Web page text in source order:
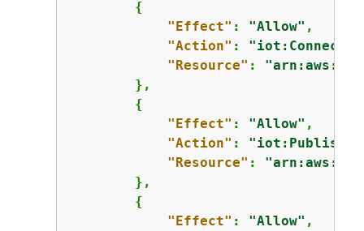
{
"Effect" : "Allow" ,
"Action" : "iot:Connect"
"Resource" :
        },
{
"Effect" : "Allow" ,
"Action" : "iot:Publish"
"Resource" :
        },
{
"Effect" : "Allow" ,